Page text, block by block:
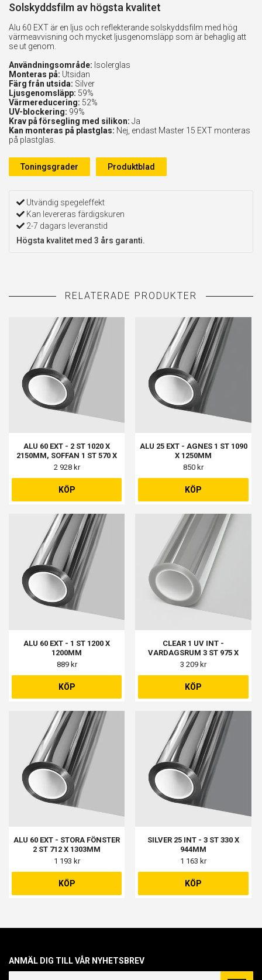
Solskyddsfilm av högsta kvalitet
Alu 60 EXT är en ljus och reflekterande solskyddsfilm med hög
värmeavvisning och mycket ljusgenomsläpp som är behaglig att
se ut genom.
Användningsområde: Isolerglas
Monteras på: Utsidan
Färg från utsida: Silver
Ljusgenomsläpp: 59%
Värmereducering: 52%
UV-blockering: 99%
Krav på försegling med silikon: Ja
Kan monteras på plastglas: Nej, endast Master 15 EXT monteras
på plastglas.
Toningsgrader Produktblad
Utvändig spegeleffekt
Kan levereras färdigskuren
2-7 dagars leveranstid
Högsta kvalitet med 3 års garanti.
ALU 60 EXT - 2 ST 1020 X
2150MM, SOFFAN 1 ST 570 X
1770MM
2 928 kr
KÖP
ALU 25 EXT - AGNES 1 ST 1090
X 1250MM
850 kr
KÖP
ALU 60 EXT - 1 ST 1200 X
1200MM
889 kr
KÖP
CLEAR 1 UV INT -
VARDAGSRUM 3 ST 975 X
1980MM
3 209 kr
KÖP
ALU 60 EXT - STORA FÖNSTER
2 ST 712 X 1303MM
1 193 kr
KÖP
SILVER 25 INT - 3 ST 330 X
944MM
1 163 kr
KÖP
ANMÄL DIG TILL VÅR NYHETSBREV